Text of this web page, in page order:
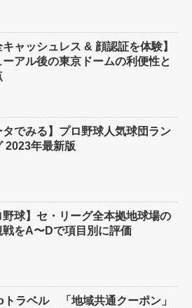
キャッシュレス & 顔認証を体験】
ーアル後の東京ドームの利便性と
タでみる】プロ野球人気球団ラン
2023年最新版
野球】セ・リーグ全本拠地球場の
戦をA〜Dで項目別に評価
トラベル 「地域共通クーポン」